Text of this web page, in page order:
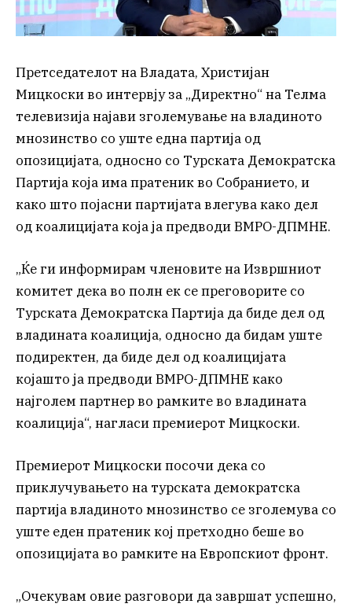
Претседателот на Владата, Христијан
Мицкоски во интервју за „Директно“ на Телма
телевизија најави зголемување на владиното
мнозинство со уште една партија од
опозицијата, односно со Турската Демократска
Партија која има пратеник во Собранието, и
како што појасни партијата влегува како дел
од коалицијата која ја предводи ВМРО-ДПМНЕ.
„Ќе ги информирам членовите на Извршниот
комитет дека во полн ек се преговорите со
Турската Демократска Партија да биде дел од
владината коалиција, односно да бидам уште
подиректен, да биде дел од коалицијата
којашто ја предводи ВМРО-ДПМНЕ како
најголем партнер во рамките во владината
коалиција“, нагласи премиерот Мицкоски.
Премиерот Мицкоски посочи дека со
приклучувањето на турската демократска
партија владиното мнозинство се зголемува со
уште еден пратеник кој претходно беше во
опозицијата во рамките на Европскиот фронт.
„Очекувам овие разговори да завршат успешно,